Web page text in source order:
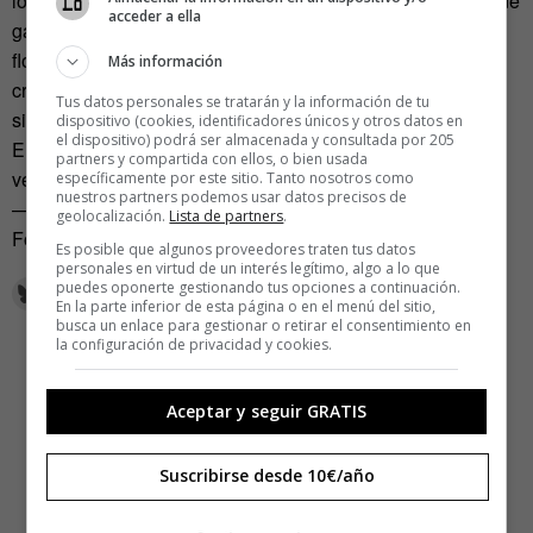
gas. En Asturias, comunidad líder en el cultivo de estas
flores, están en alerta por si esta nueva moda lisérgica
cruzara los Pirineos y se mezclara con los culines de
sidra…
En fin, como ya afirmara Paracelso en el siglo XVI, no hay
venenos… hay dosis.
—
Foto portada:
Jasminum officinale (Dominio Público)
acceder a ella
Más información
Tus datos personales se tratarán y la información de tu
dispositivo (cookies, identificadores únicos y otros datos en
el dispositivo) podrá ser almacenada y consultada por 205
partners y compartida con ellos, o bien usada
específicamente por este sitio. Tanto nosotros como
nuestros partners podemos usar datos precisos de
geolocalización. Lista de partners.
Es posible que algunos proveedores traten tus datos
personales en virtud de un interés legítimo, algo a lo que
puedes oponerte gestionando tus opciones a continuación.
En la parte inferior de esta página o en el menú del sitio,
busca un enlace para gestionar o retirar el consentimiento en
la configuración de privacidad y cookies.
Aceptar y seguir GRATIS
Suscribirse desde 10€/año